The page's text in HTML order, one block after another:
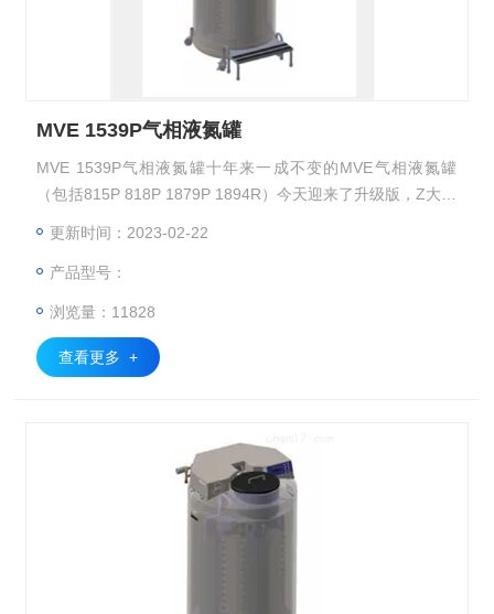
MVE 1539P气相液氮罐
MVE 1539P气相液氮罐十年来一成不变的MVE气相液氮罐
（包括815P 818P 1879P 1894R）今天迎来了升级版，Z大亮
更新时间：2023-02-22
产品型号：
浏览量：11828
查看更多 +